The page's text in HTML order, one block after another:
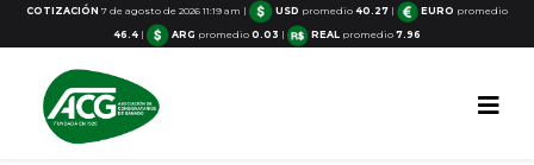
COTIZACIÓN 7 de agosto de 2026 11:19 am | USD promedio 40.27 | EURO promedio
46.4 | ARG promedio0.03 | REAL promedio7.96